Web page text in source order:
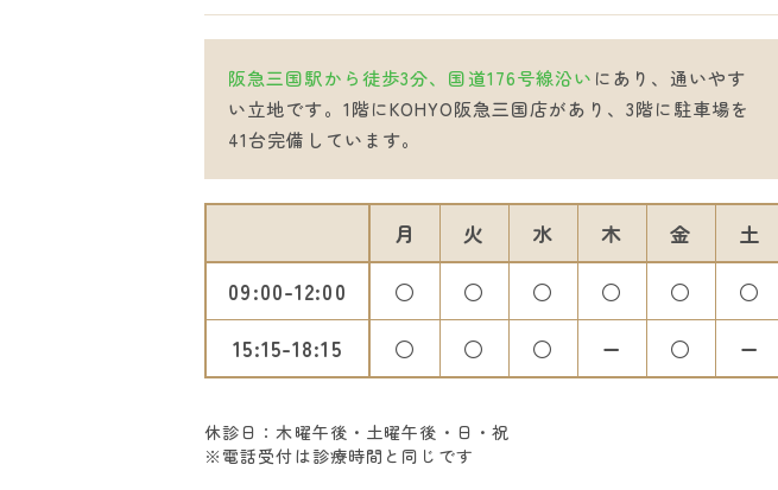
阪急三国駅から徒歩3分、国道176号線沿い にあり、通いやす
い立地です。1階にKOHYO阪急三国店があり、3階に駐車場を
41台完備しています。
月 火 水 木 金
土
09:00 12:00 ○ ○ ○ ○ ○
○
15:15 18:15 ○ ○ ○ ー ○ ー
休診日：木曜午後・土曜午後・日・祝
※電話受付は診療時間と同じです